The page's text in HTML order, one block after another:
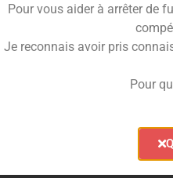
être monotone. La
les vapoteurs qui
une utilisation
, ce juice conserve
Son équilibre
garantissant une vapeur
50ml ?
Pour vous aider à arrêter de
Je reconnais avoir pris
Pour